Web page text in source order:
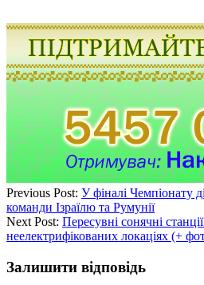
Previous Post: У фіналі Чемпіонату
команди Ізраїлю та Румунії
Next Post: Пересувні сонячні
неелектрифікованих локаціях (+
Залишити відповідь